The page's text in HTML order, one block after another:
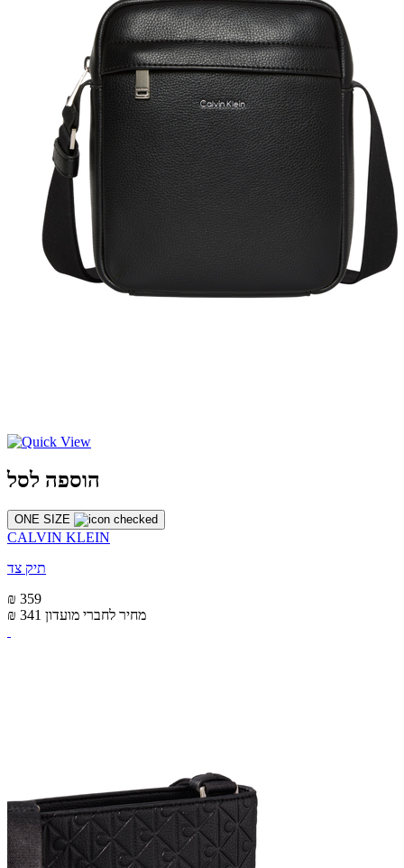
הוספה לסל
ONE SIZE
CALVIN KLEIN
תיק צד
₪ 359
₪ 341 מחיר לחברי מועדון